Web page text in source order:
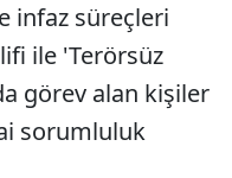
infaz süreçleri
ile 'Terörsüz
görev alan kişiler
sorumluluk